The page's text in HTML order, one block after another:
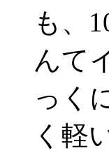
も、
んて
っく
く軽